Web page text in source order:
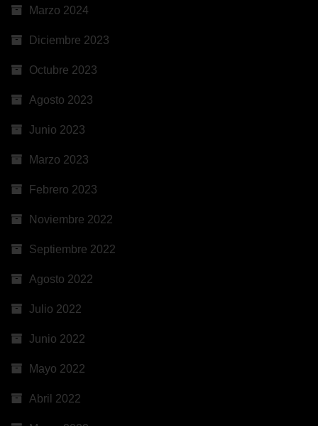
Marzo 2024
Diciembre 2023
Octubre 2023
Agosto 2023
Junio 2023
Marzo 2023
Febrero 2023
Noviembre 2022
Septiembre 2022
Agosto 2022
Julio 2022
Junio 2022
Mayo 2022
Abril 2022